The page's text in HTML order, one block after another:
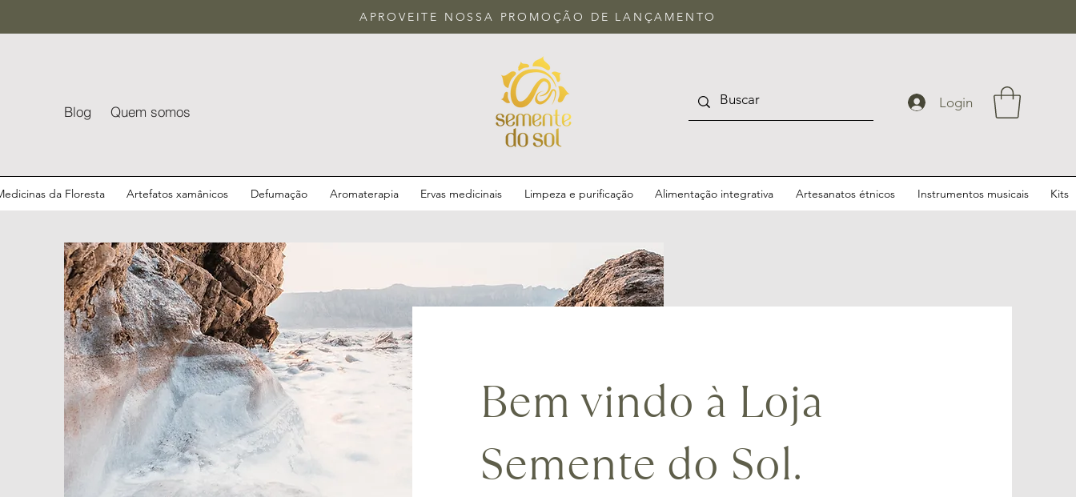
APROVEITE NOSSA PROMOÇÃO DE LANÇAMENTO
Blog Quem somos
Login
da Floresta Artefatos xamânicos Defumação Aromaterapia Ervas medicinais Limpeza e purificação Alimentação integrativa Artesanatos étnicos Instrumentos musicais Kits
Bem vindo à Loja
Semente do Sol.